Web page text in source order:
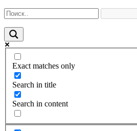
Exact matches only
Search in title
Search in content